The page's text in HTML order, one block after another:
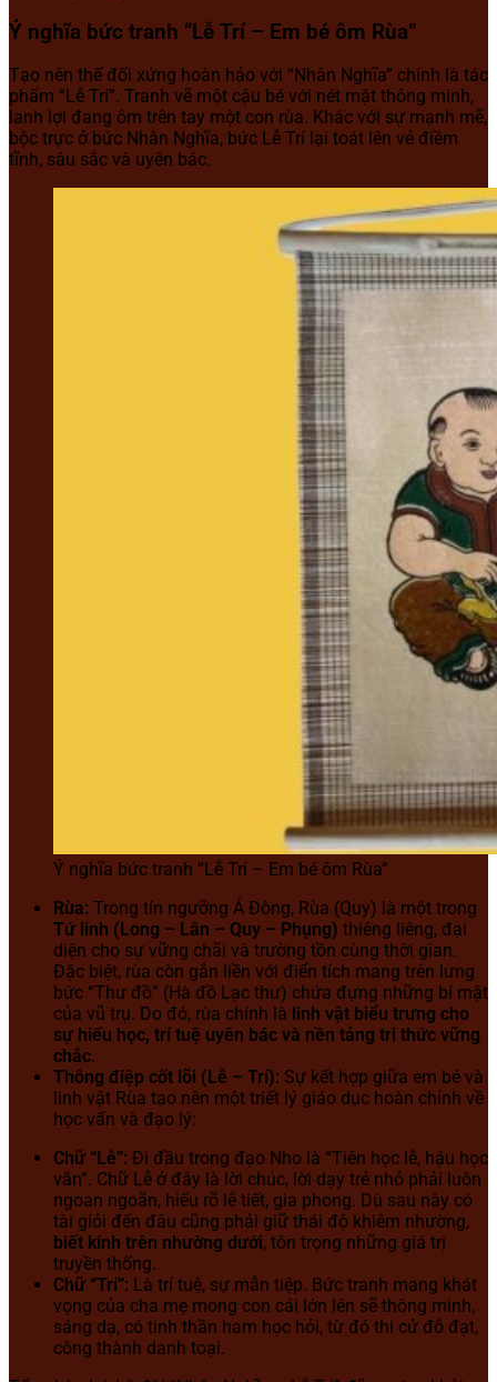
Ý nghĩa bức tranh “Lễ Trí – Em bé ôm Rùa”
Tạo nên thế đối xứng hoàn hảo với “Nhân Nghĩa” chính là tác
phẩm “Lễ Trí”. Tranh vẽ một cậu bé với nét mặt thông minh,
lanh lợi đang ôm trên tay một con rùa. Khác với sự mạnh mẽ,
bộc trực ở bức Nhân Nghĩa, bức Lễ Trí lại toát lên vẻ điềm
tĩnh, sâu sắc và uyên bác.
Ý nghĩa bức tranh “Lễ Trí – Em bé ôm Rùa”
Rùa: Trong tín ngưỡng Á Đông, Rùa (Quy) là một trong
Tứ linh (Long – Lân – Quy – Phụng) thiêng liêng, đại
diện cho sự vững chãi và trường tồn cùng thời gian.
Đặc biệt, rùa còn gắn liền với điển tích mang trên lưng
bức “Thư đồ” (Hà đồ Lạc thư) chứa đựng những bí mật
của vũ trụ. Do đó, rùa chính là linh vật biểu trưng cho
sự hiếu học, trí tuệ uyên bác và nền tảng tri thức vững
chắc.
Thông điệp cốt lõi (Lễ – Trí): Sự kết hợp giữa em bé và
linh vật Rùa tạo nên một triết lý giáo dục hoàn chỉnh về
học vấn và đạo lý:
Chữ “Lễ”: Đi đầu trong đạo Nho là “Tiên học lễ, hậu học
văn”. Chữ Lễ ở đây là lời chúc, lời dạy trẻ nhỏ phải luôn
ngoan ngoãn, hiểu rõ lễ tiết, gia phong. Dù sau này có
tài giỏi đến đâu cũng phải giữ thái độ khiêm nhường,
biết kính trên nhường dưới, tôn trọng những giá trị
truyền thống.
Chữ “Trí”: Là trí tuệ, sự mẫn tiệp. Bức tranh mang khát
vọng của cha mẹ mong con cái lớn lên sẽ thông minh,
sáng dạ, có tinh thần ham học hỏi, từ đó thi cử đỗ đạt,
công thành danh toại.